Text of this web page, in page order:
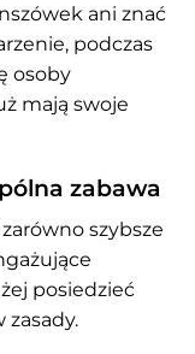
ani znać
podczas
osoby
mają swoje
zabawa
szybsze
posiedzieć
zasady.